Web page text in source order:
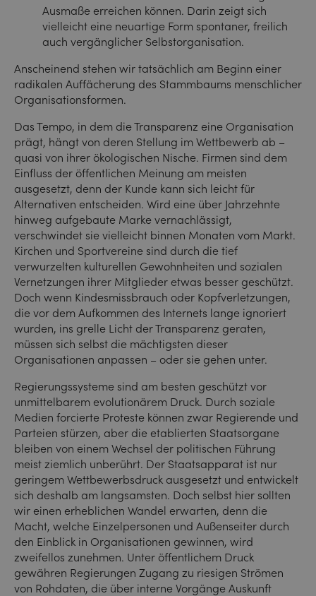
Ausmaße erreichen können. Darin zeigt sich
vielleicht eine neuartige Form spontaner, freilich
auch vergänglicher Selbstorganisation.
Anscheinend stehen wir tatsächlich am Beginn einer
radikalen Auffächerung des Stammbaums menschlicher
Organisationsformen.
Das Tempo, in dem die Transparenz eine Organisation
prägt, hängt von deren Stellung im Wettbewerb ab –
quasi von ihrer ökologischen Nische. Firmen sind dem
Einfluss der öffentlichen Meinung am meisten
ausgesetzt, denn der Kunde kann sich leicht für
Alternativen entscheiden. Wird eine über Jahrzehnte
hinweg aufgebaute Marke vernachlässigt,
verschwindet sie vielleicht binnen Monaten vom Markt.
Kirchen und Sportvereine sind durch die tief
verwurzelten kulturellen Gewohnheiten und sozialen
Vernetzungen ihrer Mitglieder etwas besser geschützt.
Doch wenn Kindesmissbrauch oder Kopfverletzungen,
die vor dem Aufkommen des Internets lange ignoriert
wurden, ins grelle Licht der Transparenz geraten,
müssen sich selbst die mächtigsten dieser
Organisationen anpassen – oder sie gehen unter.
Regierungssysteme sind am besten geschützt vor
unmittelbarem evolutionärem Druck. Durch soziale
Medien forcierte Proteste können zwar Regierende und
Parteien stürzen, aber die etablierten Staatsorgane
bleiben von einem Wechsel der politischen Führung
meist ziemlich unberührt. Der Staatsapparat ist nur
geringem Wettbewerbsdruck ausgesetzt und entwickelt
sich deshalb am langsamsten. Doch selbst hier sollten
wir einen erheblichen Wandel erwarten, denn die
Macht, welche Einzelpersonen und Außenseiter durch
den Einblick in Organisationen gewinnen, wird
zweifellos zunehmen. Unter öffentlichem Druck
gewähren Regierungen Zugang zu riesigen Strömen
von Rohdaten, die über interne Vorgänge Auskunft